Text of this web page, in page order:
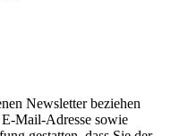
Newsletter beziehen
Mail-Adresse sowie